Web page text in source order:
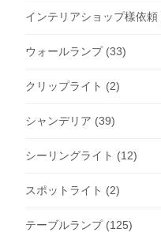
インテリアショップ樣依頼
ウォールランプ(33)
クリップライト (2)
シャンデリア (39)
シーリングライト (12)
スポットライト (2)
テーブルランプ(125)